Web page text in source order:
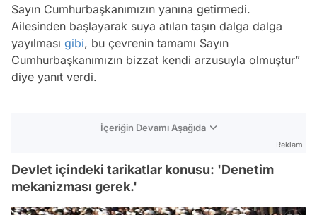
Sayın Cumhurbaşkanımızın yanına getirmedi.
Ailesinden başlayarak suya atılan taşın dalga dalga
yayılması gibi, bu çevrenin tamamı Sayın
Cumhurbaşkanımızın bizzat kendi arzusuyla olmuştur”
diye yanıt verdi.
İçeriğin Devamı Aşağıda
Reklam
Devlet içindeki tarikatlar konusu: 'Denetim
mekanizması gerek.'